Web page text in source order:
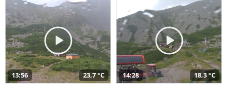
13:56 23,7 °C 14:28 18,3 °C